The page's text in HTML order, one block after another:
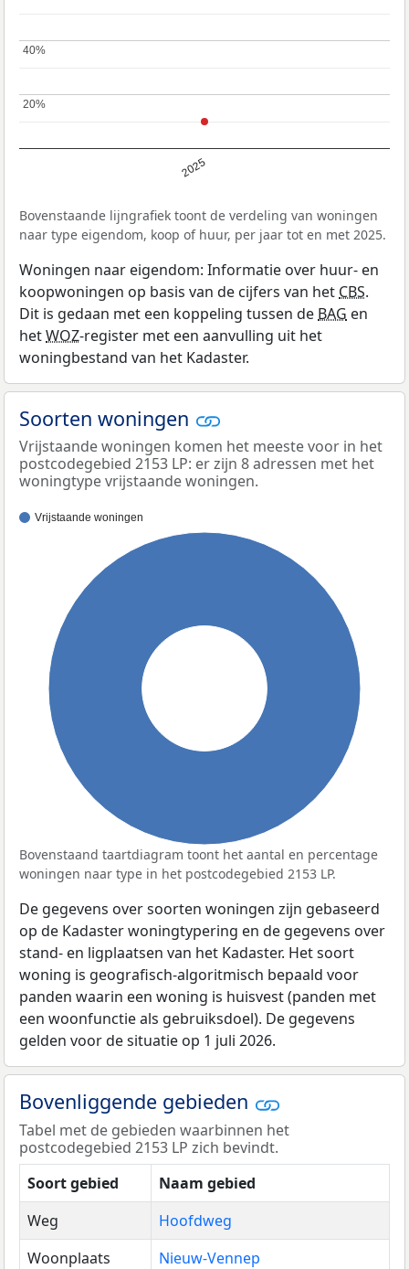
2025
20%
20%
40%
40%
Bovenstaande lijngrafiek toont de verdeling van woningen
naar type eigendom, koop of huur, per jaar tot en met 2025.
Woningen naar eigendom: Informatie over huur- en
koopwoningen op basis van de cijfers van het CBS.
Dit is gedaan met een koppeling tussen de BAG en
hetWOZ-register met een aanvulling uit het
woningbestand van het Kadaster.
Soorten woningen
Vrijstaande woningen komen het meeste voor in het
postcodegebied 2153 LP: er zijn 8 adressen met het
woningtype vrijstaande woningen.
Vrijstaande woningen
Bovenstaand taartdiagram toont het aantal en percentage
woningen naar type in het postcodegebied 2153 LP.
De gegevens over soorten woningen zijn gebaseerd
op de Kadaster woningtypering en de gegevens over
stand- en ligplaatsen van het Kadaster. Het soort
woning is geografisch-algoritmisch bepaald voor
panden waarin een woning is huisvest (panden met
een woonfunctie als gebruiksdoel). De gegevens
gelden voor de situatie op 1 juli 2026.
Bovenliggende gebieden
Tabel met de gebieden waarbinnen het
postcodegebied 2153 LP zich bevindt.
Soort gebied
Naam gebied
Weg
Hoofdweg
Woonplaats
Nieuw-Vennep